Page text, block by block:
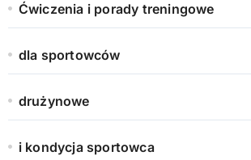
Ćwiczenia i porady treningowe
dla sportowców
drużynowe
i kondycja sportowca